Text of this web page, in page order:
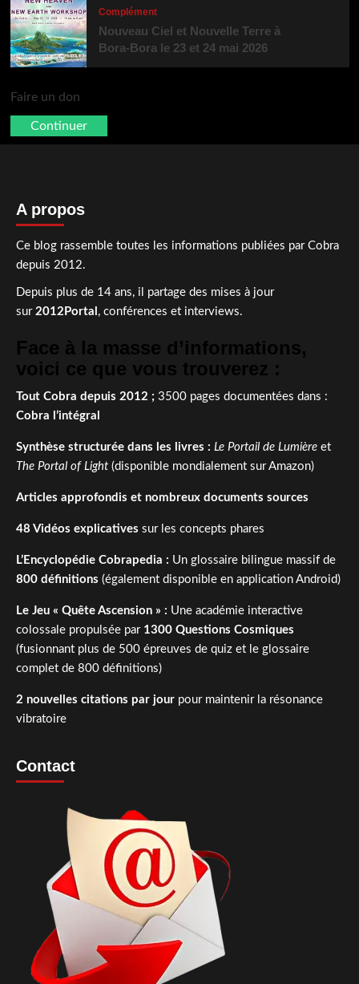
Complément
Nouveau Ciel et Nouvelle Terre à
Bora-Bora le 23 et 24 mai 2026
Faire un don
Continuer
A propos
Ce blog rassemble toutes les informations publiées par Cobra
depuis 2012.
Depuis plus de 14 ans, il partage des mises à jour
sur 2012Portal , conférences et interviews.
Face à la masse d’informations,
voici ce que vous trouverez :
Tout Cobra depuis 2012 ; 3500 pages documentées dans :
Cobra l’intégral
Synthèse structurée dans les livres : Le Portail de Lumière et
The Portal of Light (disponible mondialement sur Amazon)
Articles approfondis et nombreux documents sources
48 Vidéos explicatives sur les concepts phares
L’Encyclopédie Cobrapedia : Un glossaire bilingue massif de
800 définitions (également disponible en application Android)
Le Jeu « Quête Ascension » : Une académie interactive
colossale propulsée par 1300 Questions Cosmiques
(fusionnant plus de 500 épreuves de quiz et le glossaire
complet de 800 définitions)
2 nouvelles citations par jour pour maintenir la résonance
vibratoire
Contact